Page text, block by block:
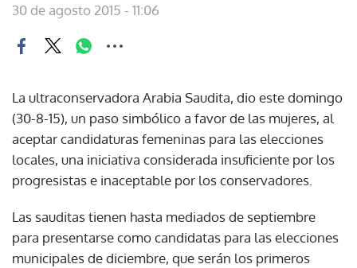
30 de agosto 2015 - 11:06
La ultraconservadora Arabia Saudita, dio este domingo
(30-8-15), un paso simbólico a favor de las mujeres, al
aceptar candidaturas femeninas para las elecciones
locales, una iniciativa considerada insuficiente por los
progresistas e inaceptable por los conservadores.
Las sauditas tienen hasta mediados de septiembre
para presentarse como candidatas para las elecciones
municipales de diciembre, que serán los primeros